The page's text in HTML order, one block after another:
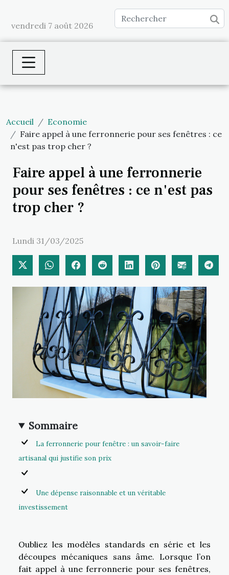
vendredi 7 août 2026
Accueil
Economie
Faire appel à une ferronnerie pour ses fenêtres : ce
n'est pas trop cher ?
Faire appel à une ferronnerie
pour ses fenêtres : ce n'est pas
trop cher ?
Lundi 31/03/2025
Sommaire
La ferronnerie pour fenêtre : un savoir-faire
artisanal qui justifie son prix
Une dépense raisonnable et un véritable
investissement
Oubliez les modèles standards en série et les
découpes mécaniques sans âme. Lorsque l’on
fait appel à une ferronnerie pour ses fenêtres,